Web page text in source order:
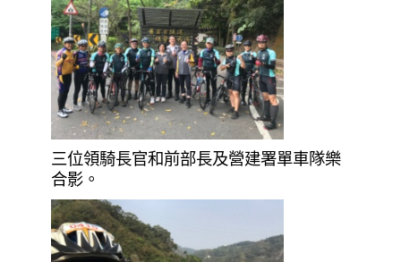
三位領騎長官和前部長及營建署單車隊樂
合影。